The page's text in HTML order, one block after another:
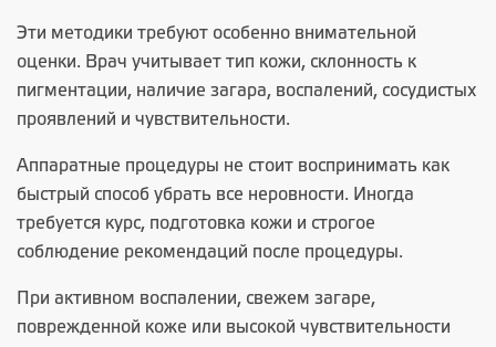
Эти методики требуют особенно внимательной
оценки. Врач учитывает тип кожи, склонность к
пигментации, наличие загара, воспалений, сосудистых
проявлений и чувствительности.
Аппаратные процедуры не стоит воспринимать как
быстрый способ убрать все неровности. Иногда
требуется курс, подготовка кожи и строгое
соблюдение рекомендаций после процедуры.
При активном воспалении, свежем загаре,
поврежденной коже или высокой чувствительности